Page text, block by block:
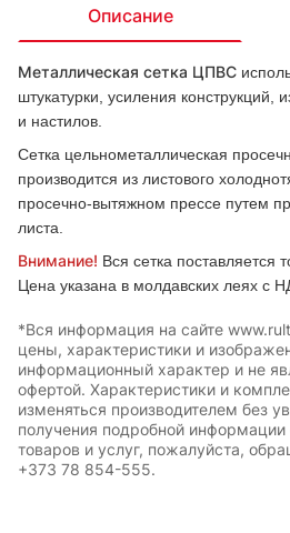
Описание
Металлическая сетка ЦПВС
штукатурки, усиления конструкций,
и настилов.
Сетка цельнометаллическая
производится из листового
просечно-вытяжном прессе путем
листа.
Внимание! Вся сетка поставляется
Цена указана в молдавских леях с
*Вся информация на сайте
цены, характеристики и
информационный характер и не
офертой. Характеристики и
изменяться производителем без
получения подробной информации
товаров и услуг, пожалуйста,
+373 78 854-555.